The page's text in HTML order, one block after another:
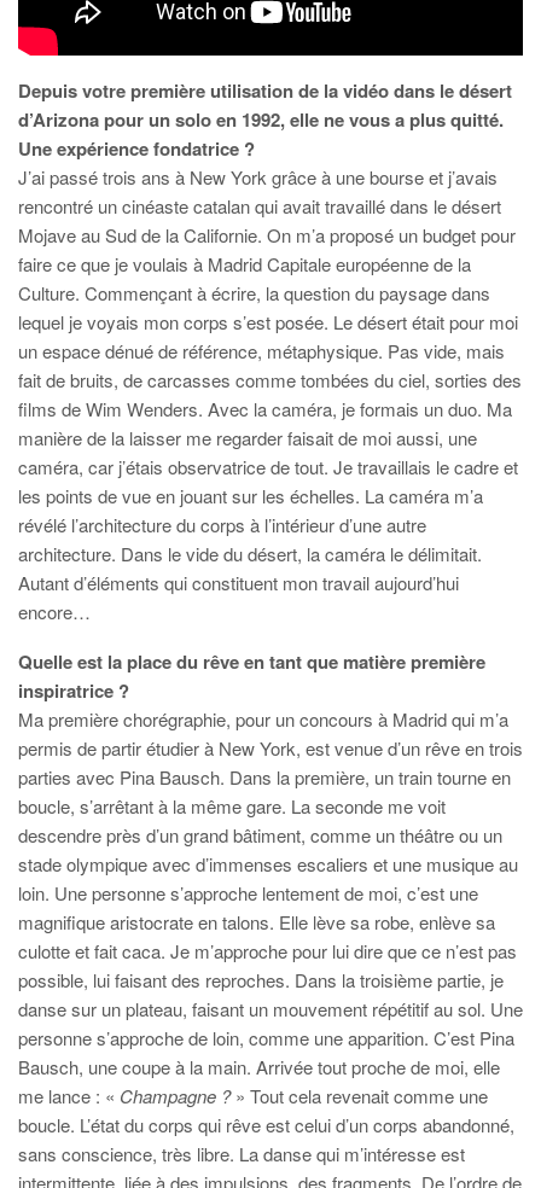
Depuis votre première utilisation de la vidéo dans le désert
d’Arizona pour un solo en 1992, elle ne vous a plus quitté.
Une expérience fondatrice ?
J’ai passé trois ans à New York grâce à une bourse et j’avais
rencontré un cinéaste catalan qui avait travaillé dans le désert
Mojave au Sud de la Californie. On m’a proposé un budget pour
faire ce que je voulais à Madrid Capitale européenne de la
Culture. Commençant à écrire, la question du paysage dans
lequel je voyais mon corps s’est posée. Le désert était pour moi
un espace dénué de référence, métaphysique. Pas vide, mais
fait de bruits, de carcasses comme tombées du ciel, sorties des
films de Wim Wenders. Avec la caméra, je formais un duo. Ma
manière de la laisser me regarder faisait de moi aussi, une
caméra, car j’étais observatrice de tout. Je travaillais le cadre et
les points de vue en jouant sur les échelles. La caméra m’a
révélé l’architecture du corps à l’intérieur d’une autre
architecture. Dans le vide du désert, la caméra le délimitait.
Autant d’éléments qui constituent mon travail aujourd’hui
encore…
Quelle est la place du rêve en tant que matière première
inspiratrice ?
Ma première chorégraphie, pour un concours à Madrid qui m’a
permis de partir étudier à New York, est venue d’un rêve en trois
parties avec Pina Bausch. Dans la première, un train tourne en
boucle, s’arrêtant à la même gare. La seconde me voit
descendre près d’un grand bâtiment, comme un théâtre ou un
stade olympique avec d’immenses escaliers et une musique au
loin. Une personne s’approche lentement de moi, c’est une
magnifique aristocrate en talons. Elle lève sa robe, enlève sa
culotte et fait caca. Je m’approche pour lui dire que ce n’est pas
possible, lui faisant des reproches. Dans la troisième partie, je
danse sur un plateau, faisant un mouvement répétitif au sol. Une
personne s’approche de loin, comme une apparition. C’est Pina
Bausch, une coupe à la main. Arrivée tout proche de moi, elle
me lance : « Champagne ?» Tout cela revenait comme une
boucle. L’état du corps qui rêve est celui d’un corps abandonné,
sans conscience, très libre. La danse qui m’intéresse est
intermittente, liée à des impulsions, des fragments. De l’ordre de